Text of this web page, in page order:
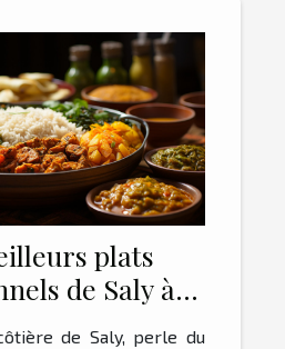
plats
de Saly à
essayerde Saly, perle du